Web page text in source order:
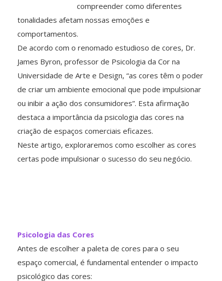
compreender como diferentes
tonalidades afetam nossas emoções e
comportamentos.
De acordo com o renomado estudioso de cores, Dr.
James Byron, professor de Psicologia da Cor na
Universidade de Arte e Design, “as cores têm o poder
de criar um ambiente emocional que pode impulsionar
ou inibir a ação dos consumidores”. Esta afirmação
destaca a importância da psicologia das cores na
criação de espaços comerciais eficazes.
Neste artigo, exploraremos como escolher as cores
certas pode impulsionar o sucesso do seu negócio.
Psicologia das Cores
Antes de escolher a paleta de cores para o seu
espaço comercial, é fundamental entender o impacto
psicológico das cores: